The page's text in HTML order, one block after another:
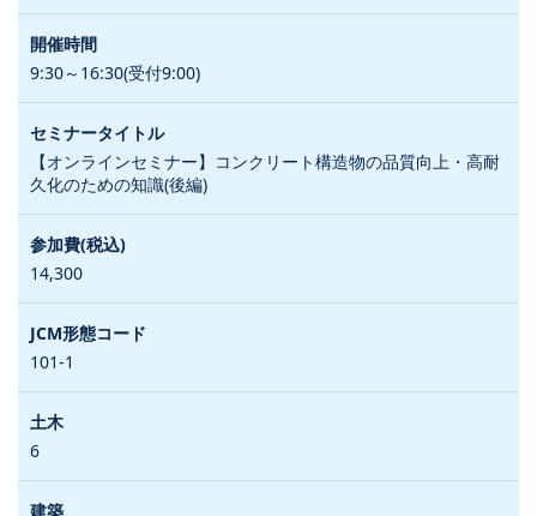
9:30～16:30(受付9:00)
【オンラインセミナー】コンクリート構造物の品質向上・高耐
久化のための知識(後編)
14,300
101-1
6